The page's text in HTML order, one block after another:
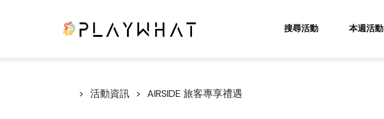
搜尋活動 本週活動
活動資訊 AIRSIDE 旅客專享禮遇